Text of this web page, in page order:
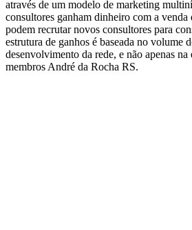
através de um modelo de marketing
consultores ganham dinheiro com a venda
podem recrutar novos consultores para
estrutura de ganhos é baseada no volume
desenvolvimento da rede, e não apenas na
membros​ André da Rocha RS.